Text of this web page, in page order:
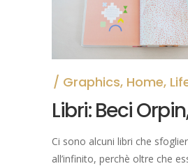
Graphics, Home,
Libri: Beci
Ci sono alcuni libri che
all’infinito, perchè oltre che